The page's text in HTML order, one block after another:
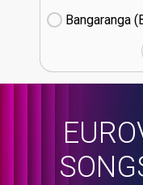
Bangaranga